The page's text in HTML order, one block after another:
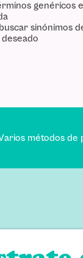
genéricos
sinónimos
métodos de